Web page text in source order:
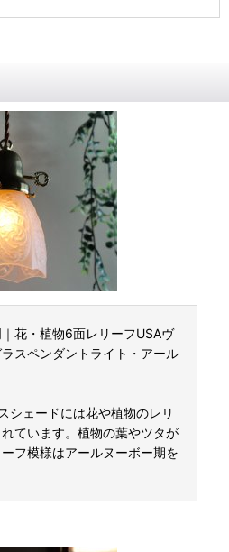
花・植物6面レリーフUSAヴ
スペンダントライト・アール
シェードには花や植物のレリ
ています。植物の葉やツタが
フ模様はアールヌーボー期を